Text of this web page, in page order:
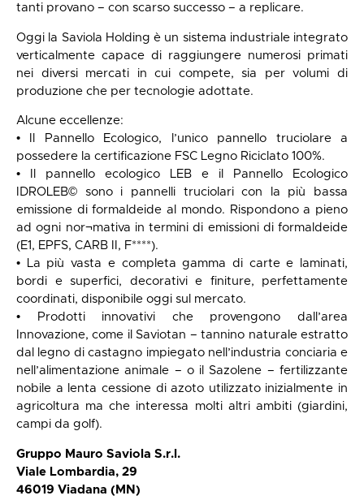
tanti provano – con scarso successo – a replicare.
Oggi la Saviola Holding è un sistema industriale integrato
verticalmente capace di raggiungere numerosi primati
nei diversi mercati in cui compete, sia per volumi di
produzione che per tecnologie adottate.
Alcune eccellenze:
• Il Pannello Ecologico, l’unico pannello truciolare a
possedere la certificazione FSC Legno Riciclato 100%.
• Il pannello ecologico LEB e il Pannello Ecologico
IDROLEB© sono i pannelli truciolari con la più bassa
emissione di formaldeide al mondo. Rispondono a pieno
ad ogni nor¬mativa in termini di emissioni di formaldeide
(E1, EPFS, CARB II, F****).
• La più vasta e completa gamma di carte e laminati,
bordi e superfici, decorativi e finiture, perfettamente
coordinati, disponibile oggi sul mercato.
• Prodotti innovativi che provengono dall’area
Innovazione, come il Saviotan – tannino naturale estratto
dal legno di castagno impiegato nell’industria conciaria e
nell’alimentazione animale – o il Sazolene – fertilizzante
nobile a lenta cessione di azoto utilizzato inizialmente in
agricoltura ma che interessa molti altri ambiti (giardini,
campi da golf).
Gruppo Mauro Saviola S.r.l.
Viale Lombardia, 29
46019 Viadana (MN)